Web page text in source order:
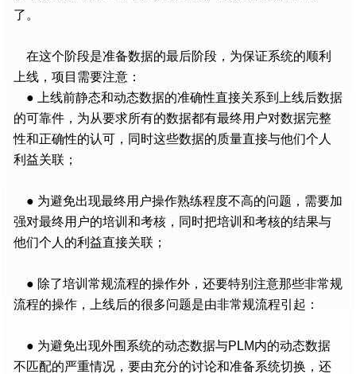
了。
在这个阶段是准备数据的最后阶段，为保证系统的顺利
上线，项目需要注意：
● 上线前静态和动态数据的准确性直接关系到上线后数据
的可靠件，为从要求所有的数据都有最终用户对数据完整
性和正确性的认可，同时这些数据的质量直接与他们个人
利益关联；
● 为避免出现最终用户操作熟练程度不高的问题，需要加
强对最终用户的培训和考核，同时把培训和考核的结果与
他们个人的利益直接关联；
● 除了培训常规流程的操作外，还要特别注意那些非常规
流程的操作，上线后的很多问题是由非常规流程引起：
● 为避免出现外围系统的动态数据与PLM内的动态数据
不匹配的严重情况，要由充分的讨论和准备系统切换，还